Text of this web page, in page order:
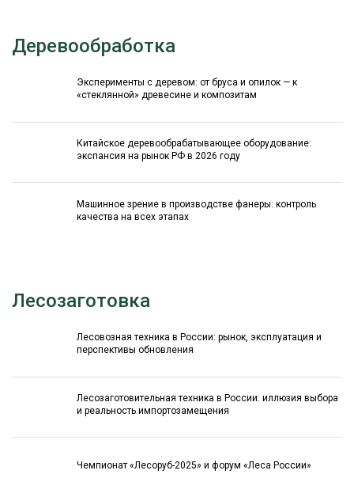
Деревообработка
Эксперименты с деревом: от бруса и опилок — к
«стеклянной» древесине и композитам
Китайское деревообрабатывающее оборудование:
экспансия на рынок РФ в 2026 году
Машинное зрение в производстве фанеры: контроль
качества на всех этапах
Лесозаготовка
Лесовозная техника в России: рынок, эксплуатация и
перспективы обновления
Лесозаготовительная техника в России: иллюзия выбора
и реальность импортозамещения
Чемпионат «Лесоруб-2025» и форум «Леса России»